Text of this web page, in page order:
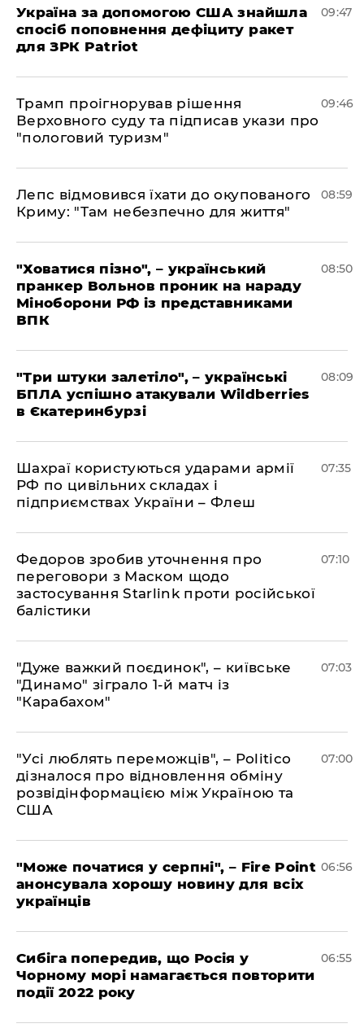
Україна за допомогою США знайшла
спосіб поповнення дефіциту ракет
для ЗРК Patriot
09:47
Трамп проігнорував рішення
Верховного суду та підписав укази про
"пологовий туризм"
09:46
Лепс відмовився їхати до окупованого
Криму: "Там небезпечно для життя"
08:59
"Ховатися пізно", – український
пранкер Вольнов проник на нараду
Міноборони РФ із представниками
ВПК
08:50
"Три штуки залетіло", – українські
БПЛА успішно атакували Wildberries
в Єкатеринбурзі
08:09
Шахраї користуються ударами армії
РФ по цивільних складах і
підприємствах України – Флеш
07:35
Федоров зробив уточнення про
переговори з Маском щодо
застосування Starlink проти російської
балістики
07:10
"Дуже важкий поєдинок", – київське
"Динамо" зіграло 1-й матч із
"Карабахом"
07:03
"Усі люблять переможців", – Politico
дізналося про відновлення обміну
розвідінформацією між Україною та
США
07:00
"Може початися у серпні", – Fire Point
анонсувала хорошу новину для всіх
українців
06:56
Сибіга попередив, що Росія у
Чорному морі намагається повторити
події 2022 року
06:55